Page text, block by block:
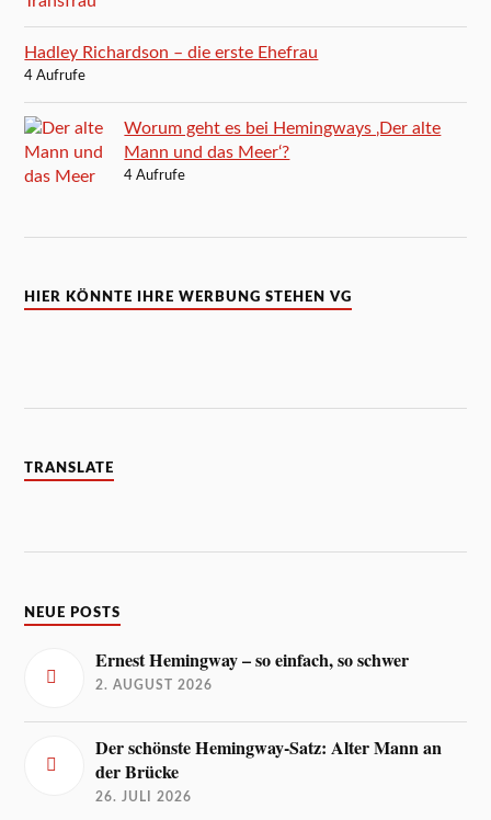
Hadley Richardson – die erste Ehefrau
4 Aufrufe
Worum geht es bei Hemingways ‚Der alte
Mann und das Meer‘?
4 Aufrufe
HIER KÖNNTE IHRE WERBUNG STEHEN VG
TRANSLATE
NEUE POSTS
Ernest Hemingway – so einfach, so schwer
2. AUGUST 2026
Der schönste Hemingway-Satz: Alter Mann an
der Brücke
26. JULI 2026